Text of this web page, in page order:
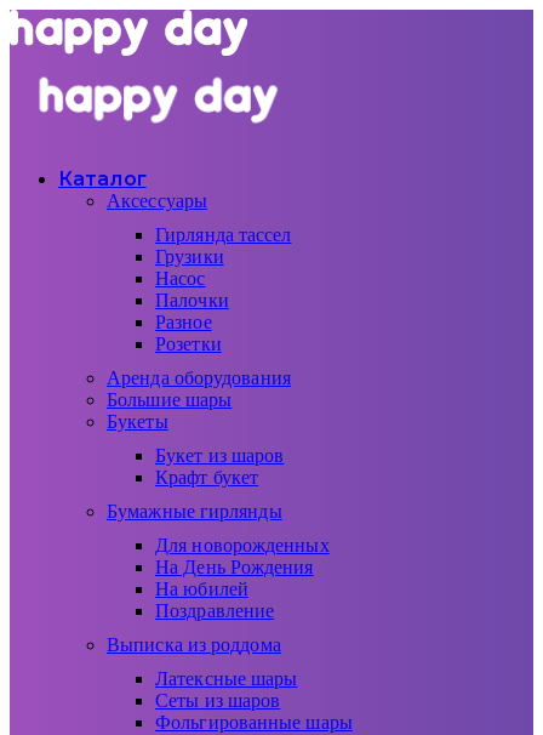
Каталог
Аксессуары
Гирлянда тассел
Грузики
Насос
Палочки
Разное
Розетки
Аренда оборудования
Большие шары
Букеты
Букет из шаров
Крафт букет
Бумажные гирлянды
Для новорожденных
На День Рождения
На юбилей
Поздравление
Выписка из роддома
Латексные шары
Сеты из шаров
Фольгированные шары